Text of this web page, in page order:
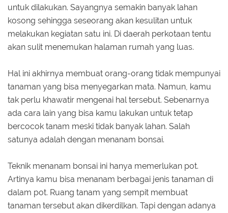
untuk dilakukan. Sayangnya semakin banyak lahan
kosong sehingga seseorang akan kesulitan untuk
melakukan kegiatan satu ini. Di daerah perkotaan tentu
akan sulit menemukan halaman rumah yang luas.
Hal ini akhirnya membuat orang-orang tidak mempunyai
tanaman yang bisa menyegarkan mata. Namun, kamu
tak perlu khawatir mengenai hal tersebut. Sebenarnya
ada cara lain yang bisa kamu lakukan untuk tetap
bercocok tanam meski tidak banyak lahan. Salah
satunya adalah dengan menanam bonsai.
Teknik menanam bonsai ini hanya memerlukan pot.
Artinya kamu bisa menanam berbagai jenis tanaman di
dalam pot. Ruang tanam yang sempit membuat
tanaman tersebut akan dikerdilkan. Tapi dengan adanya